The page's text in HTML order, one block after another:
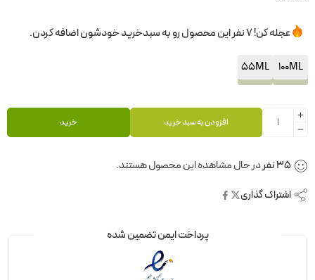
عجله کن! 7 نفر این محصول رو به سبدخرید خودشون اضافه کردن.
100ML
55ML
افزودن به سبد خرید خرید
35نفردر حال مشاهده این محصول هستند.
اشتراک گذاری
پرداخت ایمن تضمین شده